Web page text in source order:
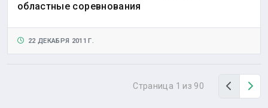
областные соревнования
22 ДЕКАБРЯ 2011 Г.
Страница 1 из 90 Назад